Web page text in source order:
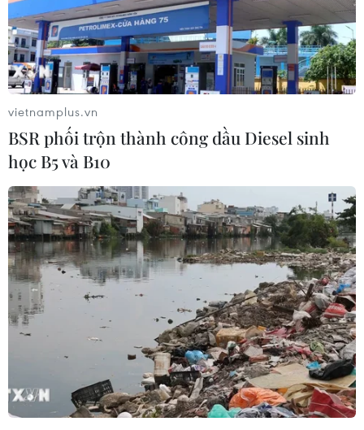
Trung Quốc lên tiếng phản đối hành động
quân sự tại Syria
10/04/2018 10:56
Trung Quốc đã cảnh báo phản đối hành động quân sự
tại Syria sau khi Tổng thống Mỹ cam kết đáp trả "mạnh
mẽ" vụ tấn công tàn bạo nghi sử dụng vũ khí hóa học
trong cuộc nội chiến đẫm máu này.
vietnamplus.vn
BSR phối trộn thành công dầu Diesel sinh
học B5 và B10